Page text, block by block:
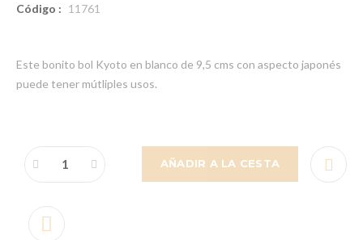
Código : 11761
Este bonito bol Kyoto en blanco de 9,5 cms con aspecto japonés
puede tener mútliples usos.
AÑADIR A LA CESTA